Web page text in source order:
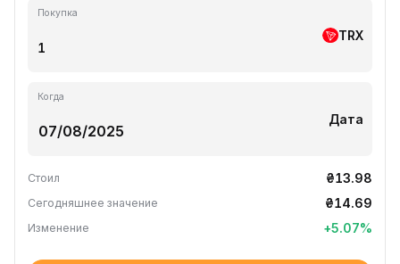
Покупка
TRX
Когда
Дата
Стоил ₴13.98
Сегодняшнее значение ₴14.69
Изменение +5.07%